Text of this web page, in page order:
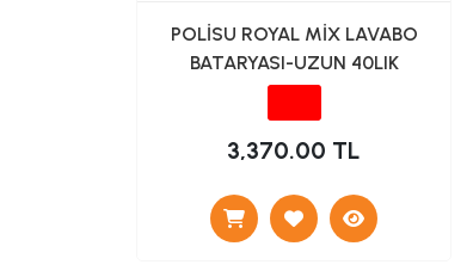
POLİSU ROYAL MİX LAVABO
BATARYASI-UZUN 40LIK
3,370.00 TL